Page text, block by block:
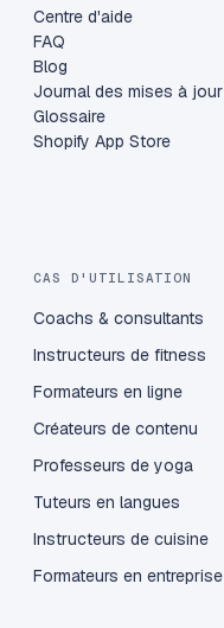
Centre d'aide
FAQ
Blog
Journal des mises à jour
Glossaire
Shopify App Store
CAS D'UTILISATION
Coachs & consultants
Instructeurs de fitness
Formateurs en ligne
Créateurs de contenu
Professeurs de yoga
Tuteurs en langues
Instructeurs de cuisine
Formateurs en entreprise